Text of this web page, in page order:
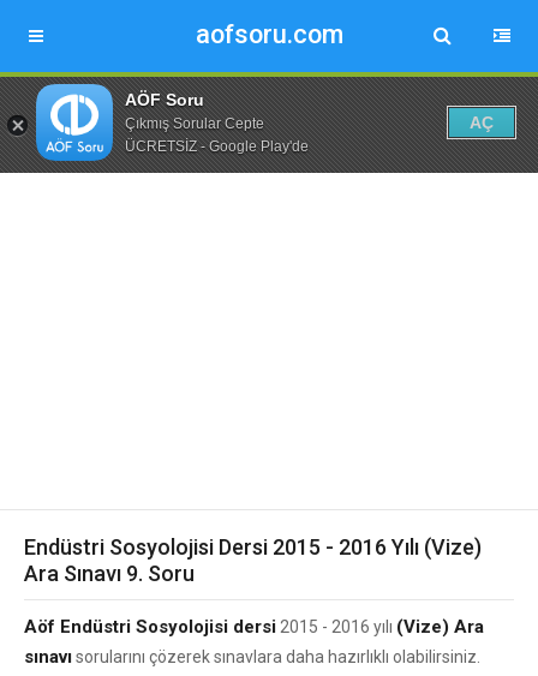
aofsoru.com
AÖF Soru
Çıkmış Sorular Cepte
ÜCRETSİZ - Google Play'de
AÇ
Endüstri Sosyolojisi Dersi 2015 - 2016 Yılı (Vize)
Ara Sınavı 9. Soru
Aöf Endüstri Sosyolojisi dersi 2015 - 2016 yılı (Vize) Ara
sınavısorularını çözerek sınavlara daha hazırlıklı olabilirsiniz.